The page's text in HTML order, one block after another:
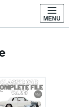
MENU